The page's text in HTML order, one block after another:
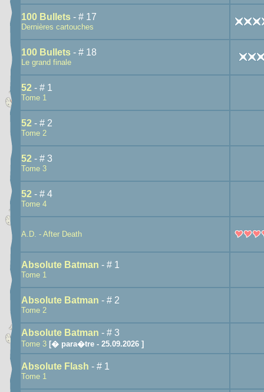
100 Bullets - # 17
Dernières cartouches
100 Bullets - # 18
Le grand finale
52 - # 1
Tome 1
52 - # 2
Tome 2
52 - # 3
Tome 3
52 - # 4
Tome 4
A.D. - After Death
Absolute Batman - # 1
Tome 1
Absolute Batman - # 2
Tome 2
Absolute Batman - # 3
Tome 3 [� para�tre - 25.09.2026 ]
Absolute Flash - # 1
Tome 1